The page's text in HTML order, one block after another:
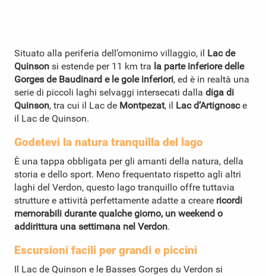
Situato alla periferia dell’omonimo villaggio, il Lac de
Quinson si estende per 11 km tra la parte inferiore delle
Gorges de Baudinard e le gole inferiori, ed è in realtà una
serie di piccoli laghi selvaggi intersecati dalla diga di
Quinson, tra cui il Lac de Montpezat, il Lac d’Artignosce
il Lac de Quinson.
Godetevi la natura tranquilla del lago
È una tappa obbligata per gli amanti della natura, della
storia e dello sport. Meno frequentato rispetto agli altri
laghi del Verdon, questo lago tranquillo offre tuttavia
strutture e attività perfettamente adatte a creare ricordi
memorabili durante qualche giorno, un weekend o
addirittura una settimana nel Verdon.
Escursioni facili per grandi e piccini
Il Lac de Quinson e le Basses Gorges du Verdon si